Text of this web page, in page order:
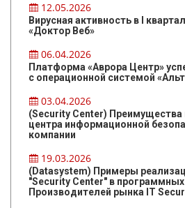
12.05.2026
Вирусная активность в I
«Доктор Веб»
06.04.2026
Платформа «Аврора Центр»
с операционной системой
03.04.2026
(Security Center) Преимущества
центра информационной
компании
19.03.2026
(Datasystem) Примеры
"Security Center" в
Производителей рынка IT